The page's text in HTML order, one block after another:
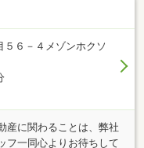
６－４メゾンホクソ
産に関わることは、弊社
フ一同心よりお待ちして